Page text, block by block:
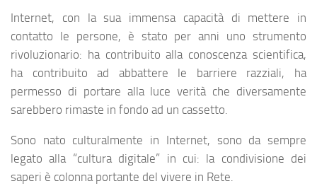
Internet, con la sua immensa capacità di mettere in
contatto le persone, è stato per anni uno strumento
rivoluzionario: ha contribuito alla conoscenza scientifica,
ha contribuito ad abbattere le barriere razziali, ha
permesso di portare alla luce verità che diversamente
sarebbero rimaste in fondo ad un cassetto.
Sono nato culturalmente in Internet, sono da sempre
legato alla “cultura digitale” in cui: la condivisione dei
saperi è colonna portante del vivere in Rete.